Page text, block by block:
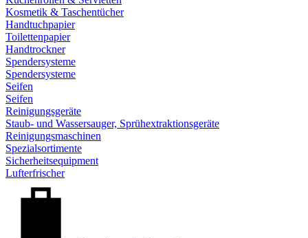
Kosmetik & Taschentücher
Handtuchpapier
Toilettenpapier
Handtrockner
Spendersysteme
Spendersysteme
Seifen
Seifen
Reinigungsgeräte
Staub- und Wassersauger, Sprühextraktionsgeräte
Reinigungsmaschinen
Spezialsortimente
Sicherheitsequipment
Lufterfrischer